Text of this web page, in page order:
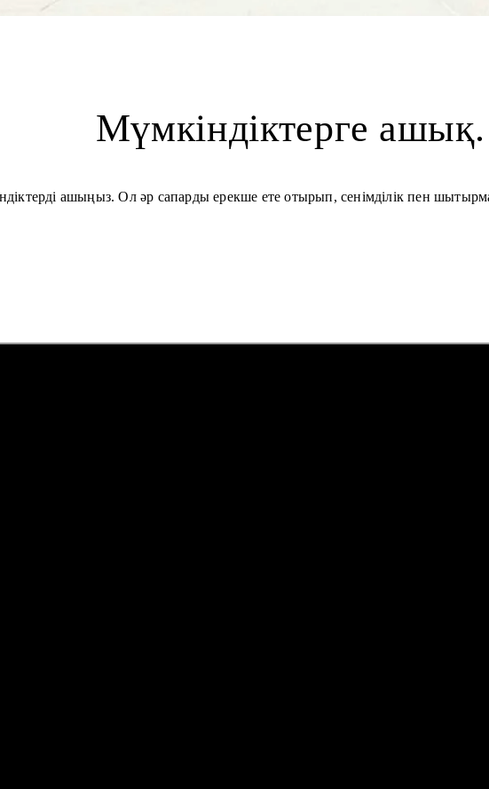
Мүмкіндіктерге ашық.
ашыңыз. Ол әр сапарды ерекше ете отырып, сенімділік пен